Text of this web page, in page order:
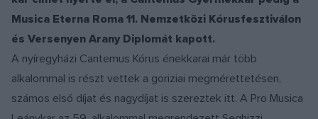
Musica Eterna Roma 11. Nemzetközi Kórusfesztiválon
és Versenyen Arany Diplomát kapott.
A nyíregyházi Cantemus Kórus énekkarai már több
alkalommal is részt vettek a goriziai megmérettetésen,
számos első díjat és nagydíjat is szereztek itt. A Pro Musica